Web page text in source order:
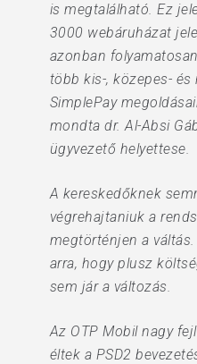
is megtalálható. Ez
3000 webáruházat
azonban
több kis-, közepes- és
SimplePay
mondta dr. Al-Absi
ügyvezető helyettese.
A kereskedőknek
végrehajtaniuk a
megtörténjen a
arra, hogy plusz
sem jár a változás.
Az OTP Mobil nagy
éltek a PSD2